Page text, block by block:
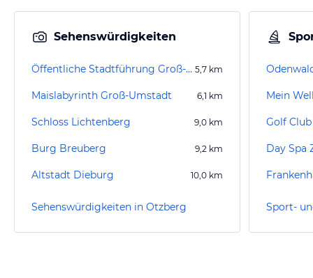
Sehenswürdigkeiten
Öffentliche Stadtführung Groß-Umstadt 5,7 km
Maislabyrinth Groß-Umstadt 6,1 km
Schloss Lichtenberg 9,0 km
Burg Breuberg 9,2 km
Altstadt Dieburg 10,0 km
Sehenswürdigkeiten in Otzberg
Golf
Day Spa